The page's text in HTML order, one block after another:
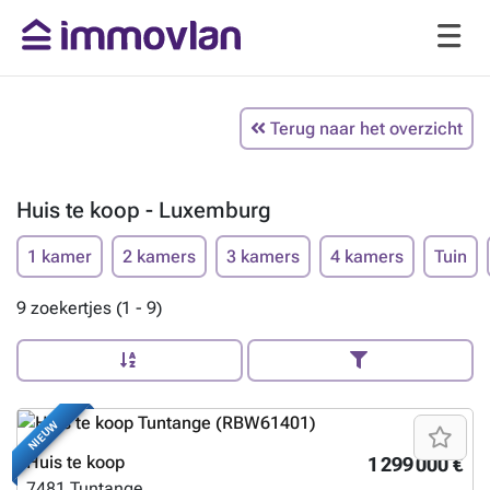
Terug naar het overzicht
Huis te koop - Luxemburg
1 kamer 2 kamers 3 kamers 4 kamers Tuin
9 zoekertjes (1 - 9)
NIEUW
1 299 000 €
Huis te koop